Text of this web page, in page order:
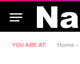
YOU ARE AT: Home »